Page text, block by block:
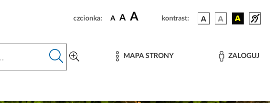
czcionka: A A A kontrast:
MAPA STRONY ZALOGUJ